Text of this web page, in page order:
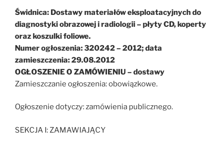
Świdnica: Dostawy materiałów eksploatacyjnych do
diagnostyki obrazowej i radiologii – płyty CD, koperty
oraz koszulki foliowe.
Numer ogłoszenia: 320242 – 2012; data
zamieszczenia: 29.08.2012
OGŁOSZENIE O ZAMÓWIENIU – dostawy
Zamieszczanie ogłoszenia: obowiązkowe.
Ogłoszenie dotyczy: zamówienia publicznego.
SEKCJA I: ZAMAWIAJĄCY